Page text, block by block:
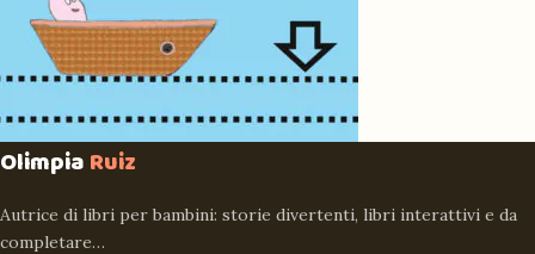
OlimpiaRuiz
Autrice di libri per bambini: storie divertenti, libri interattivi e da
completare…